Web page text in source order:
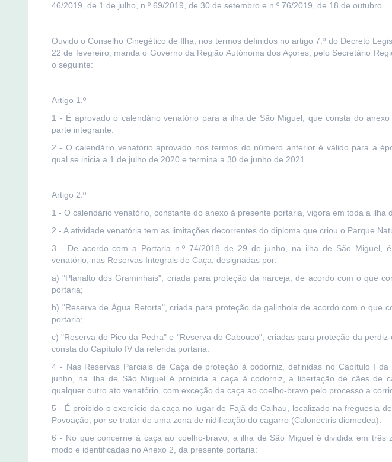
46/2019, de 1 de julho, n.º 69/2019, de 30 de setembro e n.º 76/2019, de 18 de outubro.
Ouvido o Conselho Cinegético de Ilha, nos termos definidos no artigo 7.º do Decreto
22 de fevereiro, manda o Governo da Região Autónoma dos Açores, pelo Secretário
o seguinte:
Artigo 1.º
1 - É aprovado o calendário venatório para a ilha de São Miguel, que consta do
parte integrante.
2 - O calendário venatório aprovado nos termos do número anterior é válido para a
qual se inicia a 1 de julho de 2020 e termina a 30 de junho de 2021.
Artigo 2.º
1 - O calendário venatório, constante do anexo à presente portaria, vigora em toda a ilha
2 - A atividade venatória tem as limitações decorrentes do diploma que criou o Parque
3 - De acordo com a Portaria n.º 74/2018 de 29 de junho, na ilha de São Miguel,
venatório, nas Reservas Integrais de Caça, designadas por:
a) "Planalto dos Graminhais", criada para proteção da narceja, de acordo com o que
portaria;
b) "Reserva de Água Retorta", criada para proteção da galinhola de acordo com o que
portaria;
c) "Reserva do Pico da Pedra" e "Reserva do Cabouco", criadas para proteção da
consta do Capítulo IV da referida portaria.
4 - Nas Reservas Parciais de Caça de proteção à codorniz, definidas no Capítulo I da
junho, na ilha de São Miguel é proibida a caça à codorniz, a libertação de cães de
qualquer outro ato venatório, com exceção da caça ao coelho-bravo pelo processo a
5 - É proibido o exercício da caça no lugar de Fajã do Calhau, localizado na freguesia
Povoação, por se tratar de uma zona de nidificação do cagarro (Calonectris diomedea).
6 - No que concerne à caça ao coelho-bravo, a ilha de São Miguel é dividida em três
modo e identificadas no Anexo 2, da presente portaria: